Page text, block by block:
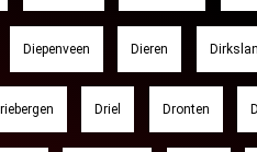
Diepenveen Dieren
Driel Dronten